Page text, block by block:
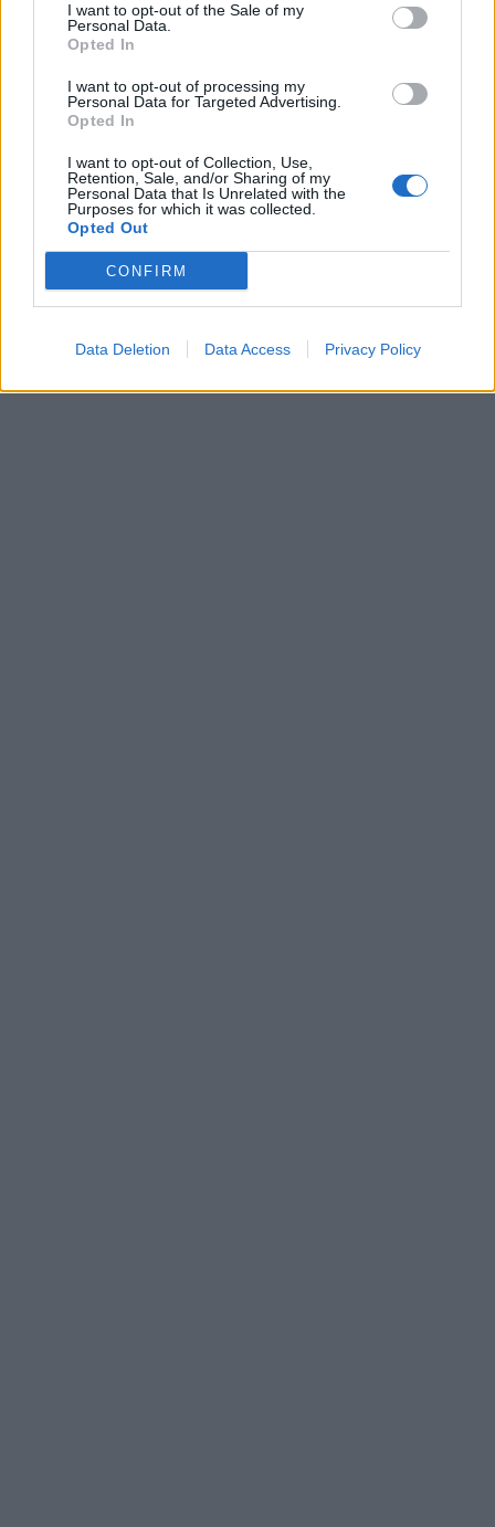
I want to opt-out of the Sale of my
Personal Data.
Opted In
I want to opt-out of processing my
Personal Data for Targeted Advertising.
Opted In
I want to opt-out of Collection, Use,
Retention, Sale, and/or Sharing of my
Personal Data that Is Unrelated with the
Purposes for which it was collected.
Opted Out
CONFIRM
Data Deletion Data Access Privacy Policy